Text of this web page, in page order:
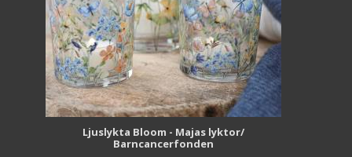
Ljuslykta Bloom - Majas lyktor/
Barncancerfonden